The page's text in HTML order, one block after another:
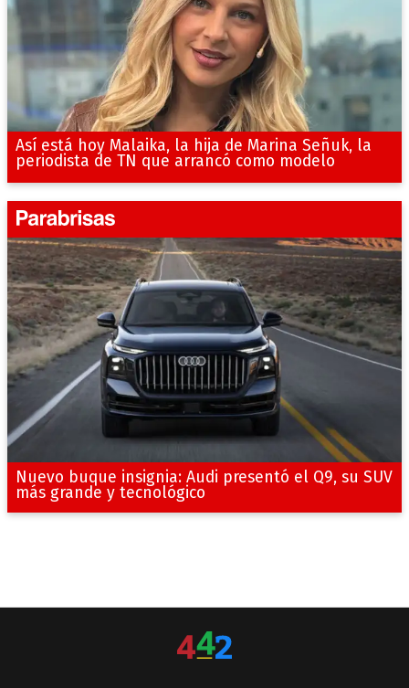
Así está hoy Malaika, la hija de Marina Señuk, la
periodista de TN que arrancó como modelo
Nuevo buque insignia: Audi presentó el Q9, su SUV
más grande y tecnológico